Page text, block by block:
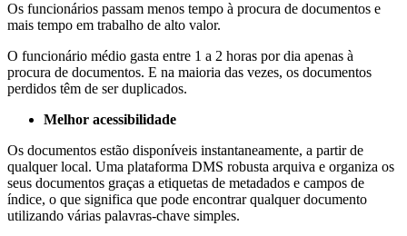
Os funcionários passam menos tempo à procura de documentos e
mais tempo em trabalho de alto valor.
O funcionário médio gasta entre 1 a 2 horas por dia apenas à
procura de documentos. E na maioria das vezes, os documentos
perdidos têm de ser duplicados.
Melhor acessibilidade
Os documentos estão disponíveis instantaneamente, a partir de
qualquer local. Uma plataforma DMS robusta arquiva e organiza os
seus documentos graças a etiquetas de metadados e campos de
índice, o que significa que pode encontrar qualquer documento
utilizando várias palavras-chave simples.